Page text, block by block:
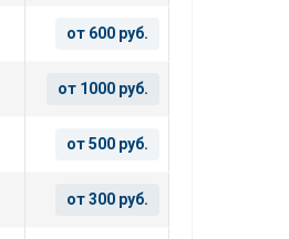
от 600 руб.
от 1000 руб.
от 500 руб.
от 300 руб.